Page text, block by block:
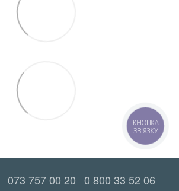
073 757 00 20 0 800 33 52 06
КНОПКА
ЗВ'ЯЗКУ